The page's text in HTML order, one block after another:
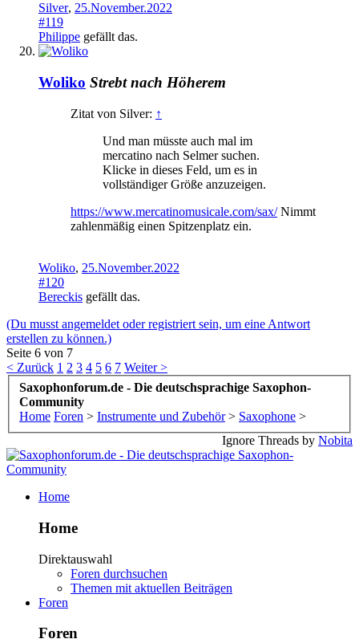
Silver, 25.November.2022
#119
Philippe gefällt das.
Woliko Strebt nach Höherem
Zitat von Silver: ↑
Und man müsste auch mal im
mercatino nach Selmer suchen.
Klicke in dieses Feld, um es in
vollständiger Größe anzuzeigen.
https://www.mercatinomusicale.com/sax/Nimmt
zahlenmäßig einen Spitzenplatz ein.
Woliko, 25.November.2022
#120
Bereckis gefällt das.
(Du musst angemeldet oder registriert sein, um eine Antwort
erstellen zu können.)
Seite 6 von 7
< Zurück 1 2 3 4 5 6 7 Weiter >
Saxophonforum.de - Die deutschsprachige Saxophon-
Community
Home Foren > Instrumente und Zubehör > Saxophone >
Ignore Threads by Nobita
Home
Home
Direktauswahl
Foren durchsuchen
Themen mit aktuellen Beiträgen
Foren
Foren